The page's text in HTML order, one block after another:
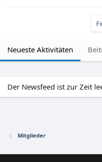
Neueste Aktivitäten
Der Newsfeed ist zur Zeit
Mitglieder